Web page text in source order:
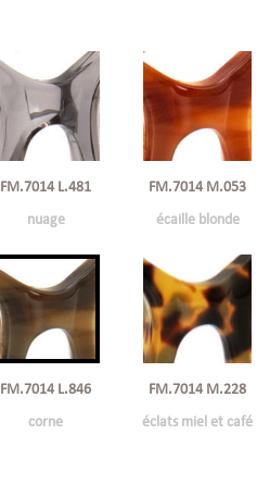
FM.7014 L.481
nuage
FM.7014 M.053
écaille blonde
FM.7014 L.846
corne
FM.7014 M.228
éclats miel et café